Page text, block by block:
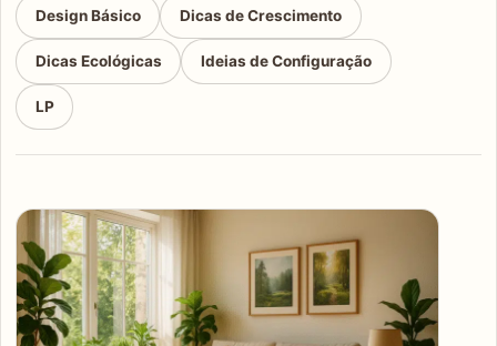
Design Básico Dicas de Crescimento
Dicas Ecológicas Ideias de Configuração
LP
Articles